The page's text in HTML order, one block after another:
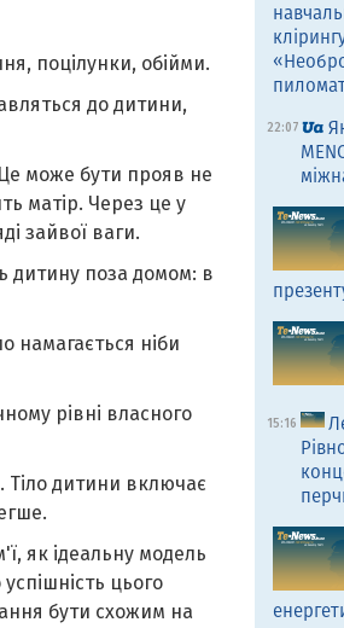
поцілунки, обійми.
до дитини,
може бути прояв не
матір. Через це у
зайвої ваги.
дитину поза домом: в
намагається ніби
рівні власного
Тіло дитини включає
як ідеальну модель
цього
бути схожим на
22:07
15:16